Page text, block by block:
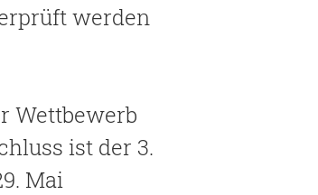
werden
Wettbewerb
ist der 3.
Mai